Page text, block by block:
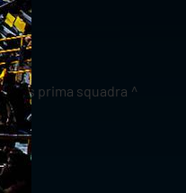
news prima squadra